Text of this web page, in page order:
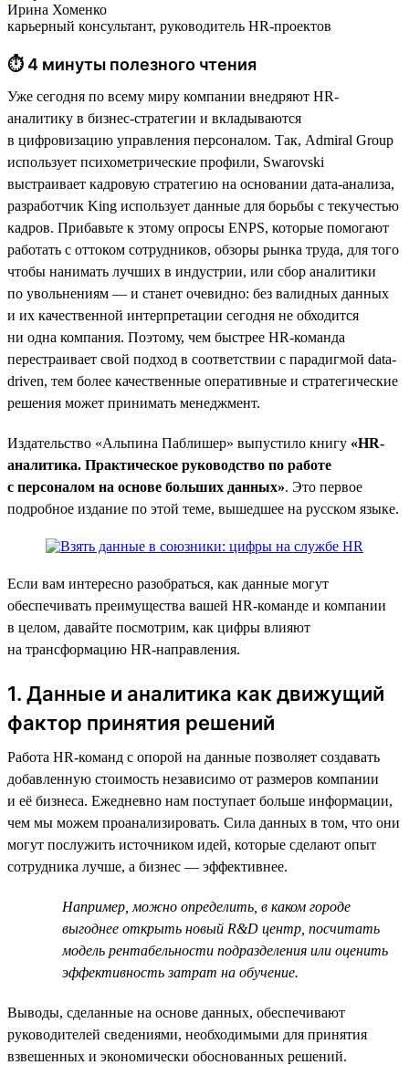
Ирина Хоменко
карьерный консультант, руководитель HR-проектов
⏱ 4 минуты полезного чтения
Уже сегодня по всему миру компании внедряют HR-
аналитику в бизнес-стратегии и вкладываются
в цифровизацию управления персоналом. Так, Admiral Group
использует психометрические профили, Swarovski
выстраивает кадровую стратегию на основании дата-анализа,
разработчик King использует данные для борьбы с текучестью
кадров. Прибавьте к этому опросы ENPS, которые помогают
работать с оттоком сотрудников, обзоры рынка труда, для того
чтобы нанимать лучших в индустрии, или сбор аналитики
по увольнениям — и станет очевидно: без валидных данных
и их качественной интерпретации сегодня не обходится
ни одна компания. Поэтому, чем быстрее HR-команда
перестраивает свой подход в соответствии с парадигмой data-
driven, тем более качественные оперативные и стратегические
решения может принимать менеджмент.
Издательство «Альпина Паблишер» выпустило книгу «HR-
аналитика. Практическое руководство по работе
с персоналом на основе больших данных». Это первое
подробное издание по этой теме, вышедшее на русском языке.
Если вам интересно разобраться, как данные могут
обеспечивать преимущества вашей HR-команде и компании
в целом, давайте посмотрим, как цифры влияют
на трансформацию HR-направления.
1. Данные и аналитика как движущий
фактор принятия решений
Работа HR-команд с опорой на данные позволяет создавать
добавленную стоимость независимо от размеров компании
и её бизнеса. Ежедневно нам поступает больше информации,
чем мы можем проанализировать. Сила данных в том, что они
могут послужить источником идей, которые сделают опыт
сотрудника лучше, а бизнес — эффективнее.
Например, можно определить, в каком городе
выгоднее открыть новый R&D центр, посчитать
модель рентабельности подразделения или оценить
эффективность затрат на обучение.
Выводы, сделанные на основе данных, обеспечивают
руководителей сведениями, необходимыми для принятия
взвешенных и экономически обоснованных решений.